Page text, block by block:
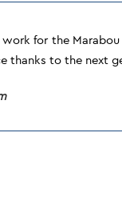
for the
thanks to the next